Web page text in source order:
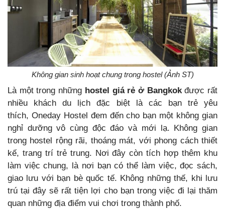
Không gian sinh hoạt chung trong hostel (Ảnh ST)
Là một trong những hostel giá rẻ ở Bangkokđược rất
nhiều khách du lịch đặc biệt là các bạn trẻ yêu
thích, Oneday Hostel đem đến cho bạn một không gian
nghỉ dưỡng vô cùng độc đáo và mới lạ. Không gian
trong hostel rộng rãi, thoáng mát, với phong cách thiết
kế, trang trí trẻ trung. Nơi đây còn tích hợp thêm khu
làm việc chung, là nơi bạn có thể làm việc, đọc sách,
giao lưu với bạn bè quốc tế. Không những thế, khi lưu
trú tại đây sẽ rất tiện lợi cho bạn trong việc đi lại thăm
quan những địa điểm vui chơi trong thành phố.